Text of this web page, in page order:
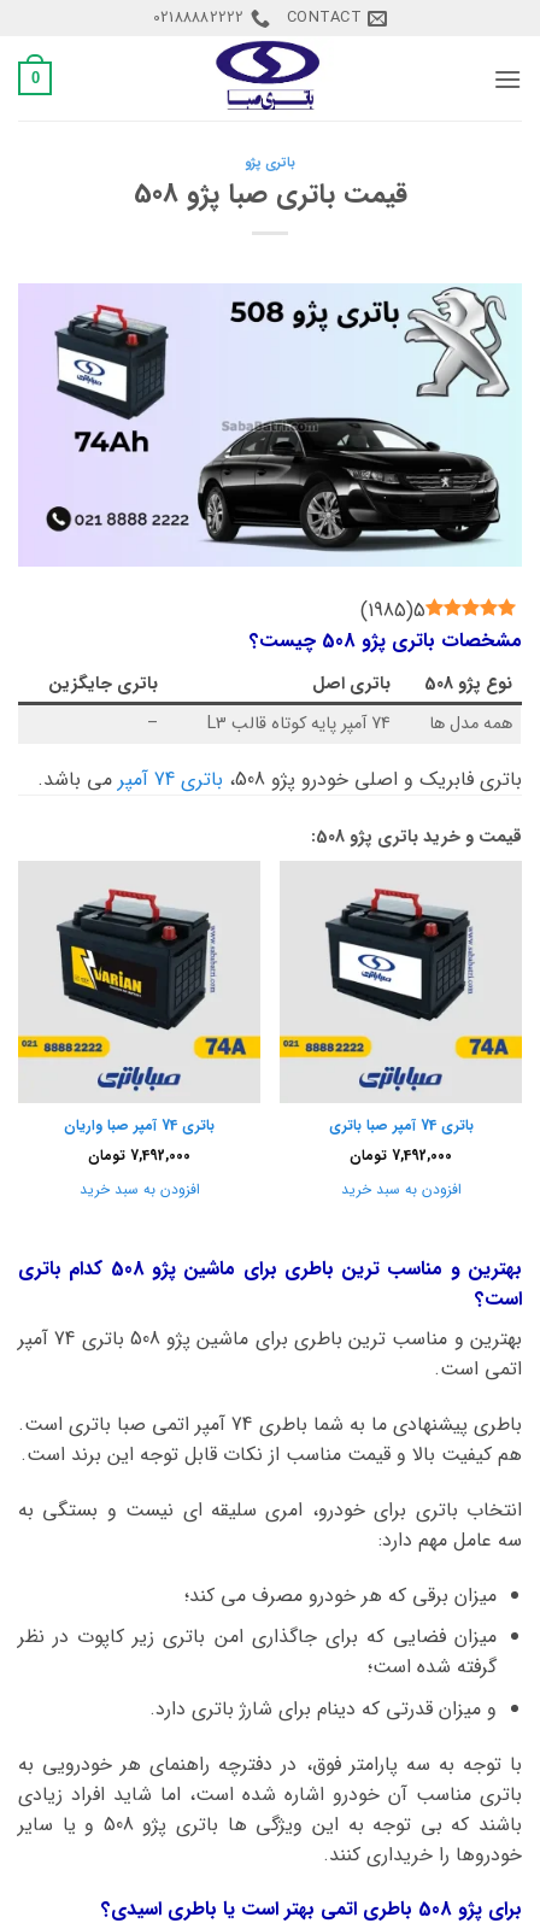
content
CONTACT
02188882222
0
باتری پژو
قیمت باتری صبا پژو 508
5
(
1985
)
مشخصات باتری پژو 508 چیست؟
نوع پژو 508 باتری اصل
باتری جایگزین
همه مدل ها
74 آمپر پایه کوتاه قالب L3 –
باتری فابریک و اصلی خودرو پژو 508، باتری 74 آمپر می باشد.
قیمت و خرید باتری پژو 508:
باتری 74 آمپر صبا باتری
7,492,000 تومان
افزودن به سبد خرید
باتری 74 آمپر صبا واریان
7,492,000 تومان
افزودن به سبد خرید
بهترین و مناسب ترین باطری برای ماشین پژو 508 کدام باتری
است؟
بهترین و مناسب ترین باطری برای ماشین پژو 508 باتری 74 آمپر
اتمی است.
باطری پیشنهادی ما به شما باطری 74 آمپر اتمی صبا باتری است.
هم کیفیت بالا و قیمت مناسب از نکات قابل توجه این برند است.
انتخاب باتری برای خودرو، امری سلیقه ای نیست و بستگی به
سه عامل مهم دارد:
میزان برقی که هر خودرو مصرف می کند؛
میزان فضایی که برای جاگذاری امن باتری زیر کاپوت در نظر
گرفته شده است؛
و میزان قدرتی که دینام برای شارژ باتری دارد.
با توجه به سه پارامتر فوق، در دفترچه راهنمای هر خودرویی به
باتری مناسب آن خودرو اشاره شده است، اما شاید افراد زیادی
باشند که بی توجه به این ویژگی ها باتری پژو 508 و یا سایر
خودروها را خریداری کنند.
برای پژو 508 باطری اتمی بهتر است یا باطری اسیدی؟